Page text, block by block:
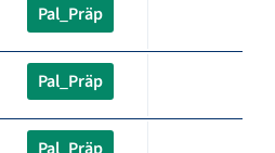
Pal_Präp
Pal_Präp